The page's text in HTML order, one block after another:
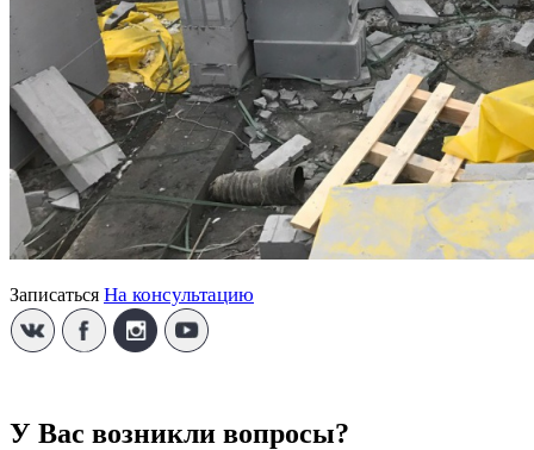
Записаться На консультацию
У Вас возникли вопросы?